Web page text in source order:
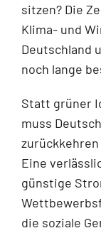
sitzen? Die
Klima- und
Deutschland
noch lange
Statt grüner
muss
Eine
günstige
die soziale